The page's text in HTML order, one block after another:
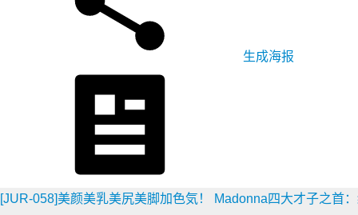
生成海报
[JUR-058]美颜美乳美尻美脚加色気！ Madonna四大才子之首：